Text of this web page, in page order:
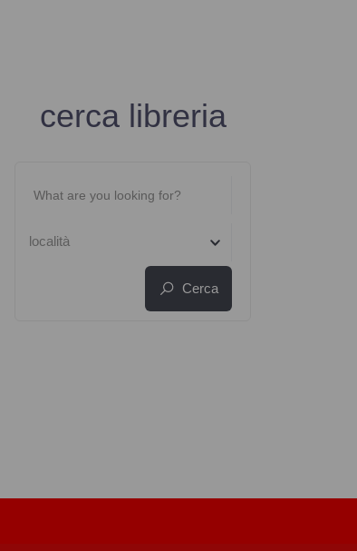
cerca libreria
località
Cerca